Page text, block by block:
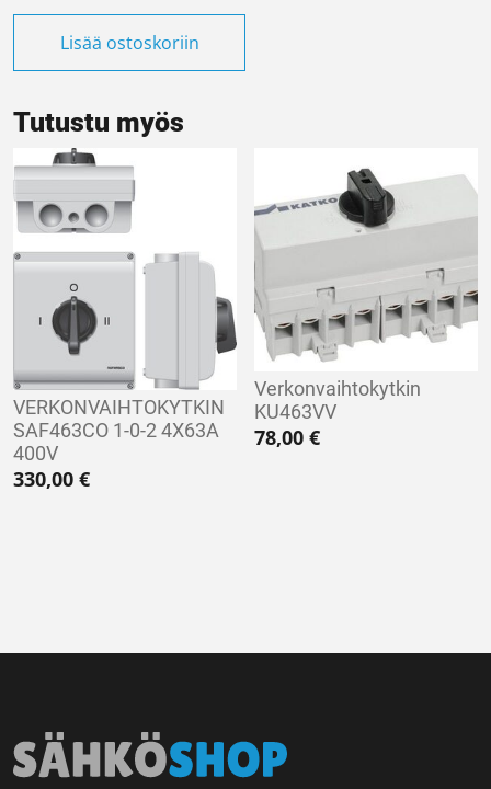
Lisää ostoskoriin
Tutustu myös
VERKONVAIHTOKYTKIN
SAF463CO 1-0-2 4X63A
400V
330,00 €
Verkonvaihtokytkin
KU463VV
78,00€